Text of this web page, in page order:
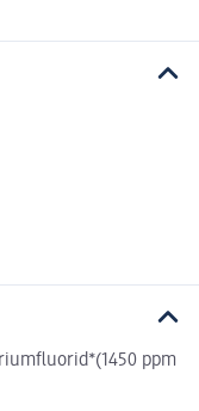
ppm